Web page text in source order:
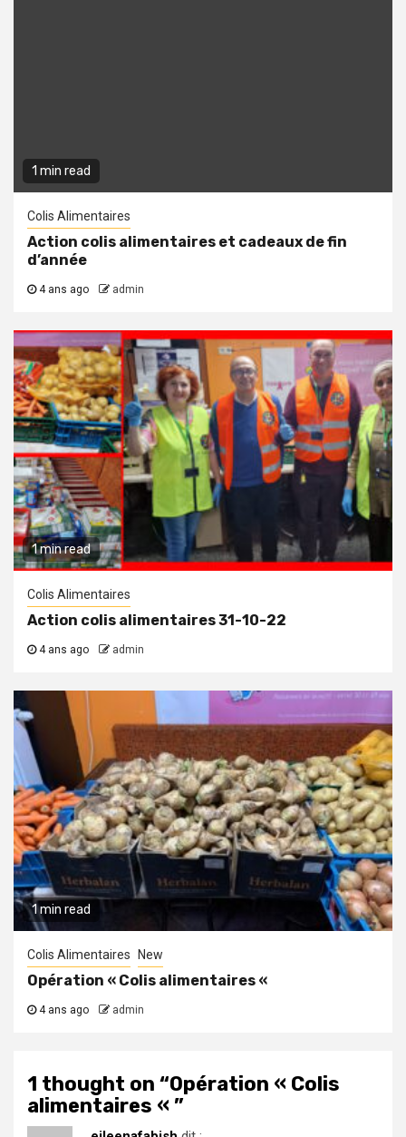
1 min read
Colis Alimentaires
Action colis alimentaires et cadeaux de fin
d’année
4 ans ago admin
1 min read
Colis Alimentaires
Action colis alimentaires 31-10-22
4 ans ago admin
1 min read
Colis Alimentaires New
Opération « Colis alimentaires «
4 ans ago admin
1 thought on “Opération « Colis
alimentaires « ”